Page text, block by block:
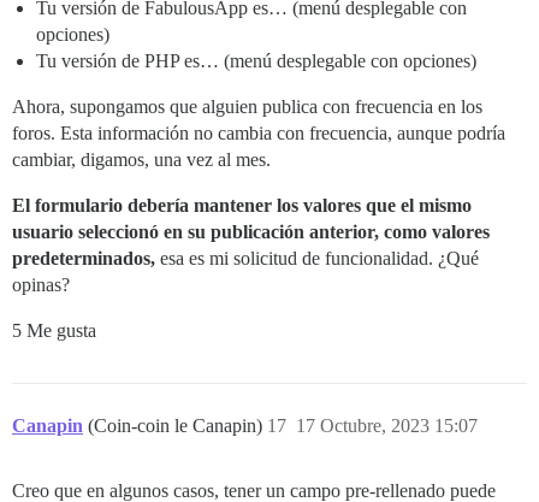
Tu versión de FabulousApp es… (menú desplegable con
opciones)
Tu versión de PHP es… (menú desplegable con opciones)
Ahora, supongamos que alguien publica con frecuencia en los
foros. Esta información no cambia con frecuencia, aunque podría
cambiar, digamos, una vez al mes.
El formulario debería mantener los valores que el mismo
usuario seleccionó en su publicación anterior, como valores
predeterminados, esa es mi solicitud de funcionalidad. ¿Qué
opinas?
5 Me gusta
Canapin (Coin-coin le Canapin) 17 Octubre, 2023 15:07
17
Creo que en algunos casos, tener un campo pre-rellenado puede